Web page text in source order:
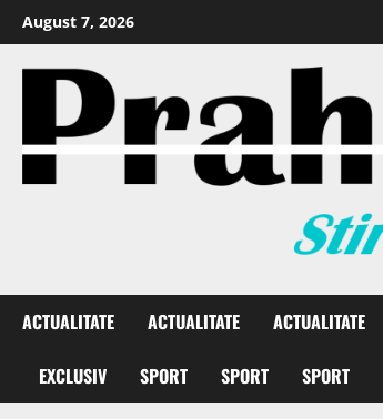
August 7, 2026
ACTUALITATE ACTUALITATE ACTUALITATE
EXCLUSIV SPORT SPORT SPORT